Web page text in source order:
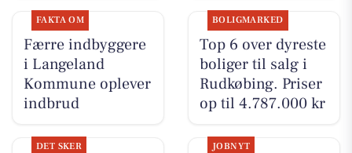
FAKTA OM
Færre indbyggere
i Langeland
Kommune oplever
indbrud
BOLIGMARKED
Top 6 over dyreste
boliger til salg i
Rudkøbing. Priser
op til 4.787.000 kr
DET SKER JOBNYT